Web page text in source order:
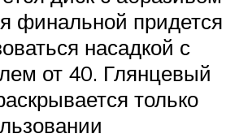
финальной придется
насадкой с
от 40. Глянцевый
только